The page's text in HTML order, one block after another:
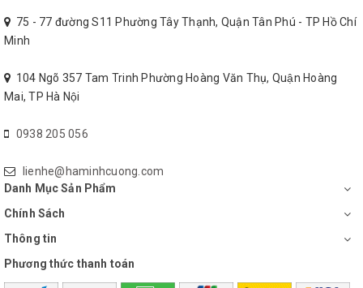
dính cháy, vệ sinh dễ dàng sau khi
dùng
75 - 77 đường S11 Phường Tây Thạnh, Quận Tân Phú - TP Hồ Chí
Minh
104 Ngõ 357 Tam Trinh Phường Hoàng Văn Thụ, Quận Hoàng
Mai, TP Hà Nội
0938 205 056
lienhe@haminhcuong.com
Danh Mục Sản Phẩm
Chính Sách
Thông tin
Phương thức thanh toán